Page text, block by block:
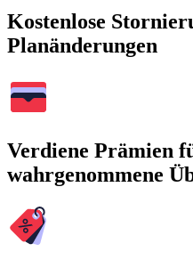
Kostenlose
Planänderungen
Verdiene Prämien
wahrgenommene